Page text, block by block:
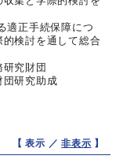
適正手続保障につ
検討を通して総合
究財団
団研究助成
【 表示 ／非表示 】